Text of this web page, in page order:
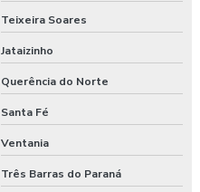
Teixeira Soares
Jataizinho
Querência do Norte
Santa Fé
Ventania
Três Barras do Paraná